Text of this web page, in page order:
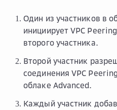
Один из участников в
инициирует VPC
второго участника.
Второй участник
соединения VPC
облаке Advanced.
Каждый участник